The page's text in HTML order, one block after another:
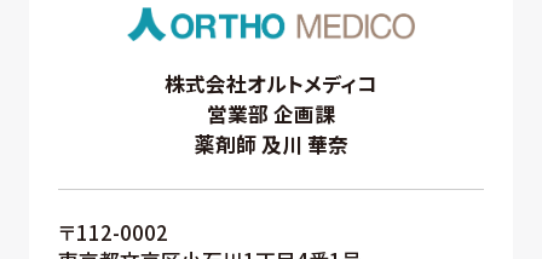
株式会社オルトメディコ
営業部 企画課
薬剤師 及川 華奈
〒112-0002